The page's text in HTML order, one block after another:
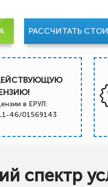
РАССЧИТАТЬ
в ЕРУЛ:
46/01569143
спектр